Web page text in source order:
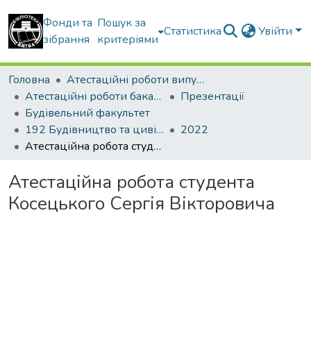
Фонди та
зібрання
Пошук за
критеріями
Статистика Увійти
Головна
Атестаційні роботи випускників
Атестаційні роботи бакалаврів
Презентації
Будівельний факультет
192 Будівництво та цивільна інженерія. Промислове і цивільне будівництво
2022
Атестаційна робота студента Косецького Сергія Вікторовича
Атестаційна робота студента
Косецького Сергія Вікторовича